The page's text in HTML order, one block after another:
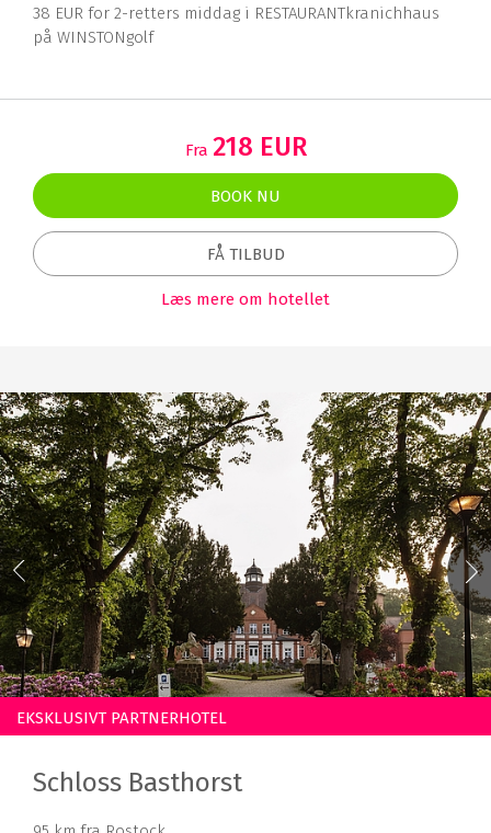
38 EUR for 2-retters middag i RESTAURANTkranichhaus
på WINSTONgolf
Fra 218 EUR
BOOK NU
FÅ TILBUD
Læs mere om hotellet
EKSKLUSIVT PARTNERHOTEL
Schloss Basthorst